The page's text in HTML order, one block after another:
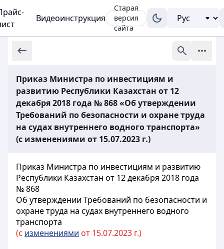
Видеоинструкция
Старая
версия
сайта
Приказ Министра по инвестициям и
развитию Республики Казахстан от 12
декабря 2018 года № 868 «Об утверждении
Требований по безопасности и охране труда
на судах внутреннего водного транспорта»
(с изменениями от 15.07.2023 г.)
Приказ Министра по инвестициям и развитию
Республики Казахстан от 12 декабря 2018 года
№ 868
Об утверждении Требований по безопасности и
охране труда на судах внутреннего водного
транспорта
(с изменениями от 15.07.2023 г.)